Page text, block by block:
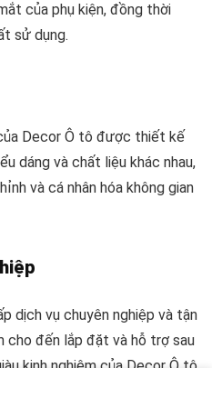
của phụ kiện, đồng thời
sử dụng.
Decor Ô tô được thiết kế
dáng và chất liệu khác nhau,
và cá nhân hóa không gian
dịch vụ chuyên nghiệp và tận
cho đến lắp đặt và hỗ trợ sau
kinh nghiệm của Decor Ô tô